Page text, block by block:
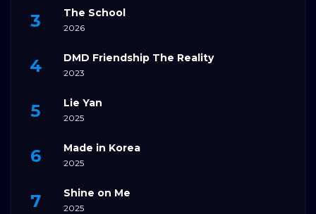
The School
2026
DMD Friendship The Reality
2023
Lie Yan
2025
Made in Korea
2025
Shine on Me
2025